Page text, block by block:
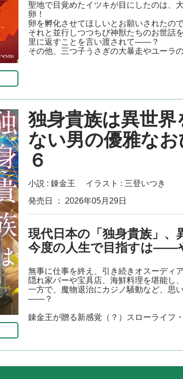
聖地で目覚めたイツキが目にしたのは、
卵！
卵を孵化させてほしいとお願いされたの
それと並行しつつちび神獣たちのお世話
里に返すことを言い渡されて――？
その他、三つ子うさぎの大暴走やユーラ
独身貴族は異世
ない男の優雅な
６
小説 : 錬金王 イラスト : 三登いつき
発売日 ： 2026年05月29日
現代日本の「独身貴族」、
今度の人生で目指すは――
無事に仕事を終え、引き続きオスーディ
隠れ家バーや宝具店、海鮮料理を堪能し
一方で、魔物退治にカジノ騒動など、思
――？
錬金王が贈る新感覚（？）スローライフ